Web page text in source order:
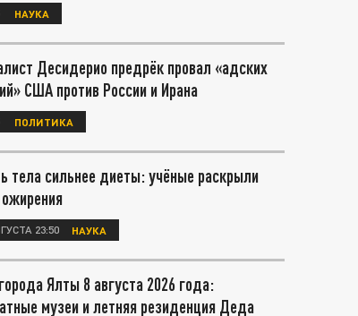
НАУКА
Десидерио предрёк провал «адских
США против России и Ирана
ПОЛИТИКА
тела сильнее диеты: учёные раскрыли
23:50 НАУКА
Ялты 8 августа 2026 года:
музеи и летняя резиденция Деда